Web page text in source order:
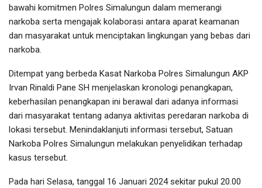
bawahi komitmen Polres Simalungun dalam memerangi
narkoba serta mengajak kolaborasi antara aparat keamanan
dan masyarakat untuk menciptakan lingkungan yang bebas dari
narkoba.
Ditempat yang berbeda Kasat Narkoba Polres Simalungun AKP
Irvan Rinaldi Pane SH menjelaskan kronologi penangkapan,
keberhasilan penangkapan ini berawal dari adanya informasi
dari masyarakat tentang adanya aktivitas peredaran narkoba di
lokasi tersebut. Menindaklanjuti informasi tersebut, Satuan
Narkoba Polres Simalungun melakukan penyelidikan terhadap
kasus tersebut.
Pada hari Selasa, tanggal 16 Januari 2024 sekitar pukul 20.00